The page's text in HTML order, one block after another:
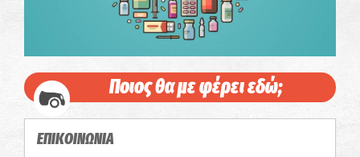
Ποιος θα με φέρει εδώ;
ΕΠΙΚΟΙΝΩΝΙΑ